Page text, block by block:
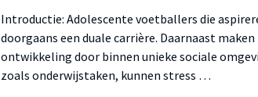
Introductie: Adolescente voetballers die
doorgaans een duale carrière. Daarnaast
ontwikkeling door binnen unieke sociale
zoals onderwijstaken, kunnen stress …